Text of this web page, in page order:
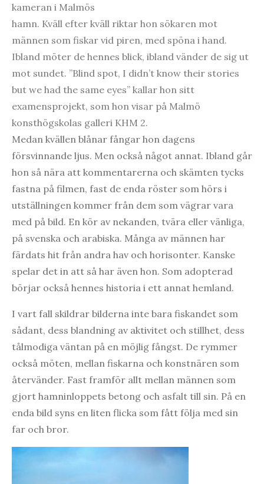
kameran i Malmös
hamn. Kväll efter kväll riktar hon sökaren mot
männen som fiskar vid piren, med spöna i hand.
Ibland möter de hennes blick, ibland vänder de sig ut
mot sundet. ”Blind spot, I didn’t know their stories
but we had the same eyes” kallar hon sitt
examensprojekt, som hon visar på Malmö
konsthögskolas galleri KHM 2.
Medan kvällen blånar fångar hon dagens
försvinnande ljus. Men också något annat. Ibland går
hon så nära att kommentarerna och skämten tycks
fastna på filmen, fast de enda röster som hörs i
utställningen kommer från dem som vägrar vara
med på bild. En kör av nekanden, tvära eller vänliga,
på svenska och arabiska. Många av männen har
färdats hit från andra hav och horisonter. Kanske
spelar det in att så har även hon. Som adopterad
börjar också hennes historia i ett annat hemland.
I vart fall skildrar bilderna inte bara fiskandet som
sådant, dess blandning av aktivitet och stillhet, dess
tålmodiga väntan på en möjlig fångst. De rymmer
också möten, mellan fiskarna och konstnären som
återvänder. Fast framför allt mellan männen som
gjort hamninloppets betong och asfalt till sin. På en
enda bild syns en liten flicka som fått följa med sin
far och bror.